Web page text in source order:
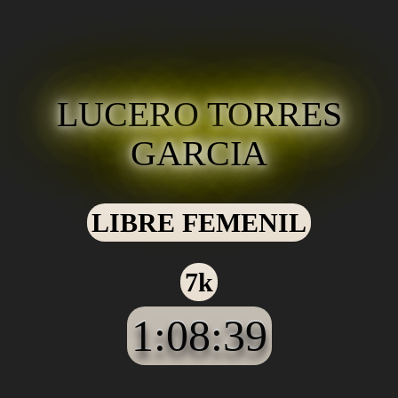
LUCERO TORRES
GARCIA
LIBRE FEMENIL
7k
1:08:39